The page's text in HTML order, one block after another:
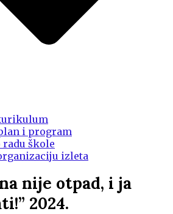
i program
radu škole
izleta
nije otpad, i ja
2024.